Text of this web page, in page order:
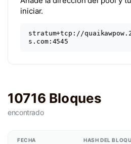
iniciar.
stratum+tcp://
s.com:4545
10716 Bloques
encontrado
FECHA HASH DEL